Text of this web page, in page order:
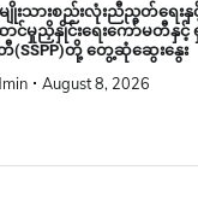
းသားစည်းလုံးညီညွတ်ရေးနှင့်င
ာင်မှုညှိနှိုင်းရေးကော်မတီနှင့်
တီ(SSPP)တို့ တွေ့ဆုံဆွေးနွေး
August 8, 2026